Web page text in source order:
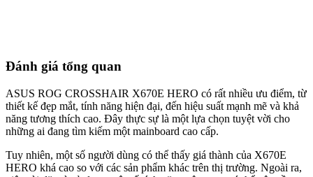
Đánh giá tổng quan
ASUS ROG CROSSHAIR X670E HERO có rất nhiều ưu điểm, từ
thiết kế đẹp mắt, tính năng hiện đại, đến hiệu suất mạnh mẽ và khả
năng tương thích cao. Đây thực sự là một lựa chọn tuyệt vời cho
những ai đang tìm kiếm một mainboard cao cấp.
Tuy nhiên, một số người dùng có thể thấy giá thành của X670E
HERO khá cao so với các sản phẩm khác trên thị trường. Ngoài ra,